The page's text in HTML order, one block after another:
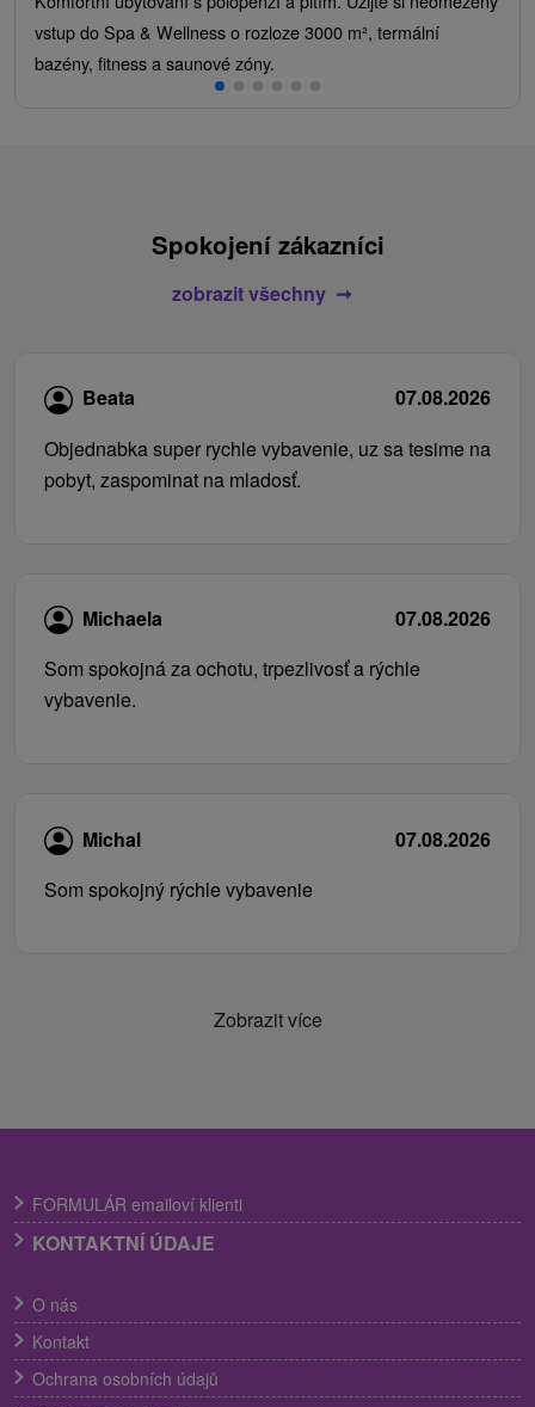
vstup do Spa & Wellness o rozloze 3000 m², termální
bazény, fitness a saunové zóny.
Spokojení zákazníci
zobrazit všechny
Beata
07.08.2026
Objednabka super rychle vybavenie, uz sa tesime na
pobyt, zaspominat na mladosť.
Michaela
07.08.2026
Som spokojná za ochotu, trpezlivosť a rýchle
vybavenie.
Michal
07.08.2026
Som spokojný rýchle vybavenie
Zobrazit více
FORMULÁR emailoví klienti
KONTAKTNÍ ÚDAJE
O nás
Kontakt
Ochrana osobních údajů